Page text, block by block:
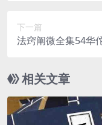
下一篇
法窍阐微全集54华
相关文章